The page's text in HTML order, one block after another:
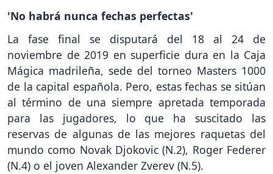
'No habrá nunca fechas perfectas'
La fase final se disputará del 18 al 24 de
noviembre de 2019 en superficie dura en la Caja
Mágica madrileña, sede del torneo Masters 1000
de la capital española. Pero, estas fechas se sitúan
al término de una siempre apretada temporada
para las jugadores, lo que ha suscitado las
reservas de algunas de las mejores raquetas del
mundo como Novak Djokovic (N.2), Roger Federer
(N.4) o el joven Alexander Zverev (N.5).